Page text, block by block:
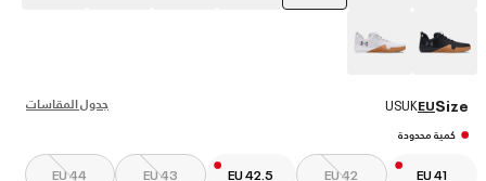
جدول المقاسات Size
EU
UK
US
كمية محدودة
EU 41
EU 42
EU 42.5
EU 43
EU 44